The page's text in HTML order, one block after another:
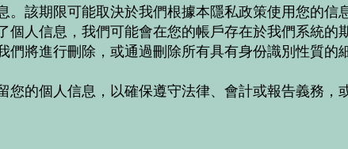
。該期限可能取決於我們根據本隱私政策使用您的信
個人信息，我們可能會在您的帳戶存在於我們系統的
們將進行刪除，或通過刪除所有具有身份識別性質的
您的個人信息，以確保遵守法律、會計或報告義務，